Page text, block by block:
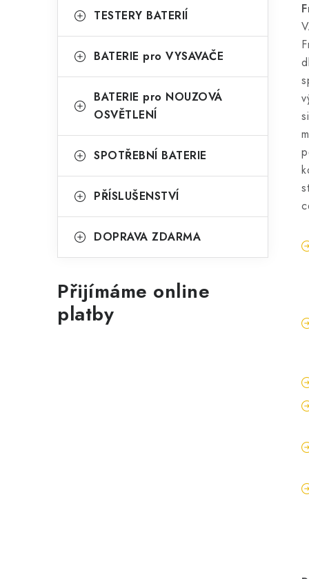
TESTERY BATERIÍ
BATERIE pro VYSAVAČE
BATERIE pro NOUZOVÁ
OSVĚTLENÍ
SPOTŘEBNÍ BATERIE
PŘÍSLUŠENSTVÍ
DOPRAVA ZDARMA
Přijímáme online
platby